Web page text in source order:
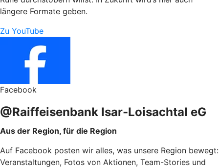
längere Formate geben.
Zu YouTube
Facebook
@Raiffeisenbank Isar-Loisachtal eG
Aus der Region, für die Region
Auf Facebook posten wir alles, was unsere Region bewegt:
Veranstaltungen, Fotos von Aktionen, Team-Stories und